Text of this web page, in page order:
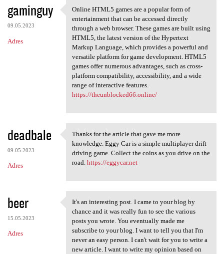
gaminguy
09.05.2023
Adres
Online HTML5 games are a
Online HTML5 games are a popular form of
entertainment that can be accessed directly
through a web browser. These games are built using
HTML5, the latest version of the Hypertext
Markup Language, which provides a powerful and
versatile platform for game development. HTML5
games offer numerous advantages, such as cross-
platform compatibility, accessibility, and a wide
range of interactive features.
https://theunblocked66.online/
deadbale
09.05.2023
Adres
Thanks for the article that
Thanks for the article that gave me more
knowledge. Eggy Car is a simple multiplayer drift
driving game. Collect the coins as you drive on the
road. https://eggycar.net
beer
15.05.2023
Adres
It's an interesting post. I
It's an interesting post. I came to your blog by
chance and it was really fun to see the various
posts you wrote. You eventually made me
subscribe to your blog. I want to tell you that I'm
never an easy person. I can't wait for you to write a
new article. I want to write my opinion based on